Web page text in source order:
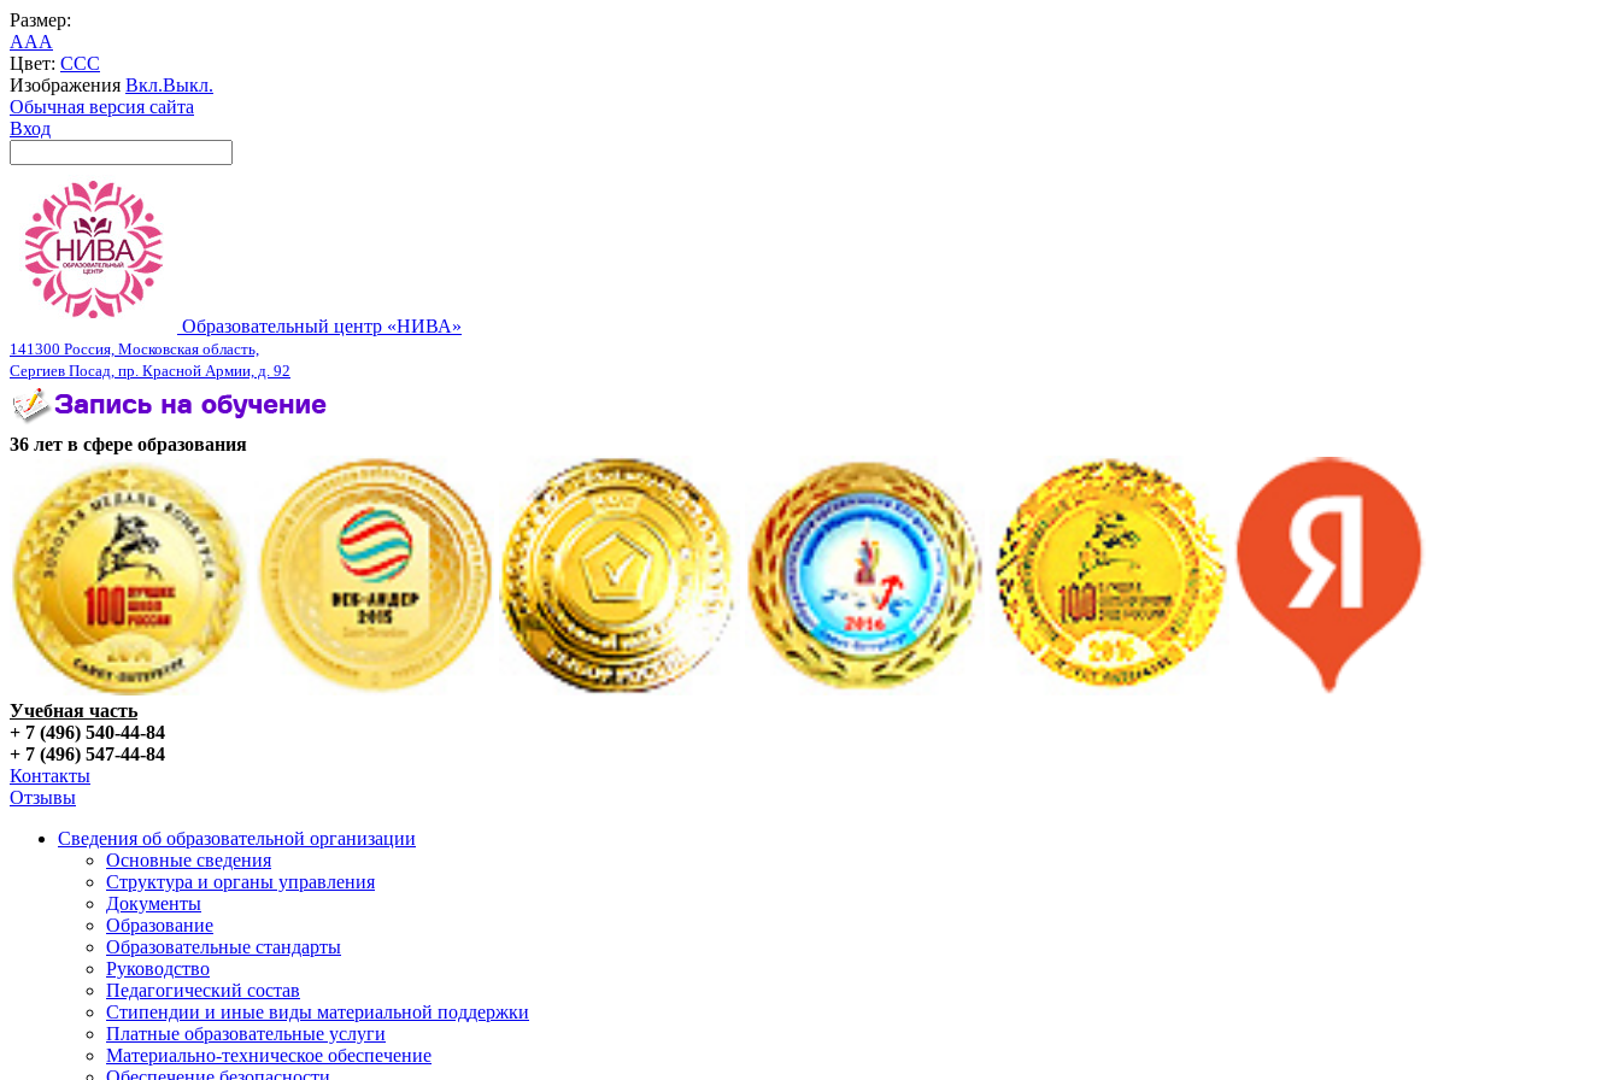
Размер:
AAA
Цвет: CCC
Изображения Вкл.Выкл.
Обычная версия сайта
Вход
Образовательный центр «НИВА»
141300 Россия, Московская область,
Сергиев Посад, пр. Красной Армии, д. 92
36 лет в сфере образования
Учебная часть
+ 7 (496) 540-44-84
+ 7 (496) 547-44-84
Контакты
Отзывы
Сведения об образовательной организации
Основные сведения
Структура и органы управления
Документы
Образование
Образовательные стандарты
Руководство
Педагогический состав
Стипендии и иные виды материальной поддержки
Платные образовательные услуги
Материально-техническое обеспечение